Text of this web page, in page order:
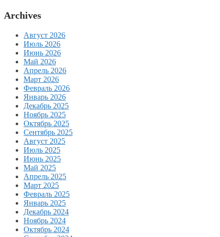
Archives
Август 2026
Июль 2026
Июнь 2026
Май 2026
Апрель 2026
Март 2026
Февраль 2026
Январь 2026
Декабрь 2025
Ноябрь 2025
Октябрь 2025
Сентябрь 2025
Август 2025
Июль 2025
Июнь 2025
Май 2025
Апрель 2025
Март 2025
Февраль 2025
Январь 2025
Декабрь 2024
Ноябрь 2024
Октябрь 2024